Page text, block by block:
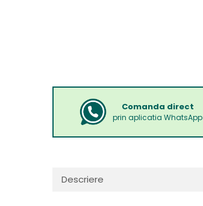
Comanda direct
prin aplicatia WhatsApp
Descriere